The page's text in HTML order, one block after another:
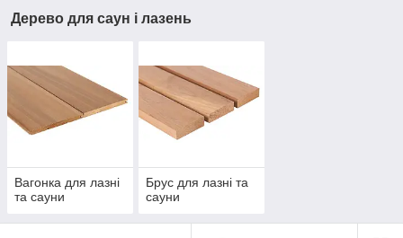
Дерево для саун і лазень
Вагонка для лазні
та сауни
Брус для лазні та
сауни